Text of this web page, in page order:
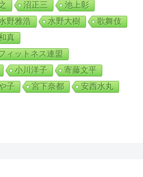
沼正三
池上彰
野雅浩 水野大樹
歌舞伎
真
ィットネス連盟
小川洋子
寄藤文平
子 宮下奈都
安西水丸